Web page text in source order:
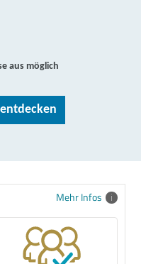
aus möglich
Mehr Infos